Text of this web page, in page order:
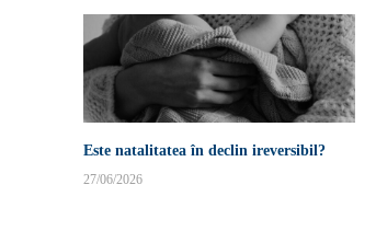
Este natalitatea în declin ireversibil?
27/06/2026